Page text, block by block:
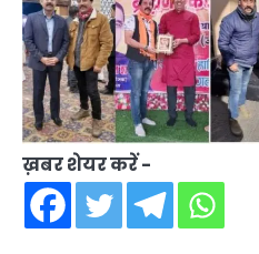
ख़बर शेयर करें -